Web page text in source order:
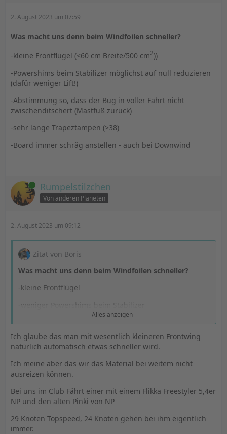
2. August 2023 um 07:59
Was macht uns denn beim Windfoilen schneller?
-kleine Frontflügel (<60 cm Breite/500 cm2))
-Powershims beim Stabilizer möglichst auf null reduzieren
(dafür weniger Lift!)
-Abstimmung so, dass der Bug in voller Fahrt nicht
zwischenditschert (Mastfuß zurück)
-sehr lange Trapeztampen (>38)
-Board immer schräg anstellen - auch bei Downwind
Online Rumpelstilzchen
Von anderen Planeten
2. August 2023 um 09:12
Zitat von Boris
Was macht uns denn beim Windfoilen schneller?
-kleine Frontflügel
-weniger Powershims beim Stabilizer
-Abstimmung so, dass der Bug in voller Fahrt nicht
zwischenditschert
-sehr lange Trapeztampen (>38)
-Board immer schräg anstellen - auch bei Downwind
Lowwindversion Windfoil beim DWC.
8,0-8,4.
Alles anzeigen
Ich glaube das man mit wesentlich kleineren Frontwing
natürlich automatisch etwas schneller wird.
Ich meine aber das wir das Material bei weitem nicht
ausreizen können.
Bei uns im Club Fährt einer mit einem Flikka Freestyler 5,4er
NP und den alten Pinki von NP
29 Knoten Topspeed, 24 Knoten gehen bei ihm eigentlich
immer.